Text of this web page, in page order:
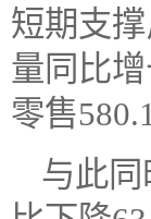
短期支
量同比
零售
与此